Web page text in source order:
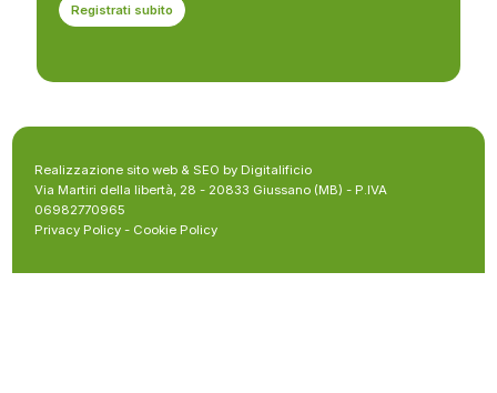
Registrati subito
Realizzazione sito web & SEO by Digitalificio
Via Martiri della libertà, 28 - 20833 Giussano (MB) - P.IVA
06982770965
Privacy Policy - Cookie Policy